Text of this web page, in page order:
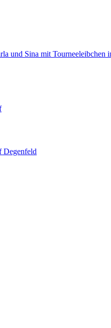
und Sina mit Tourneeleibchen
Degenfeld